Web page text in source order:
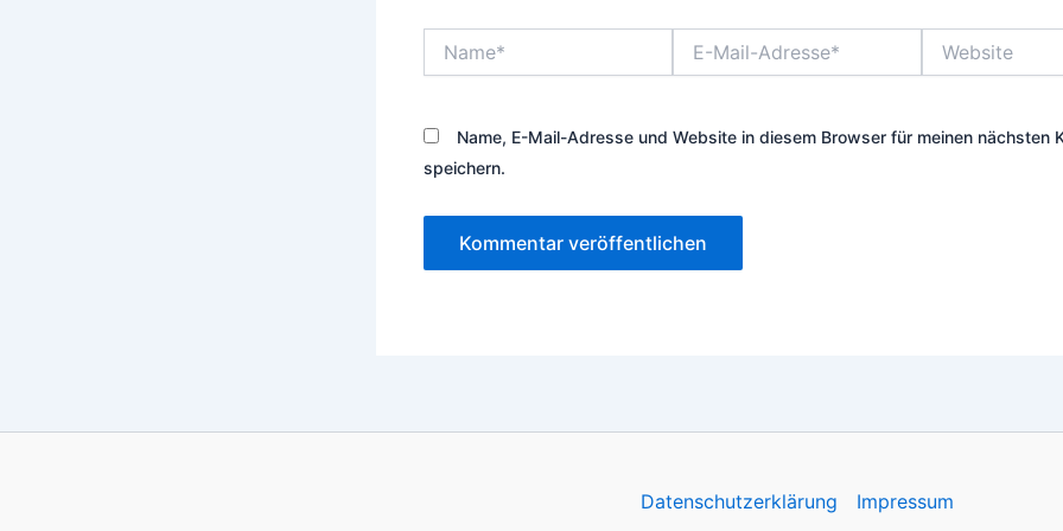
Mail-
Name, E-Mail-Adresse und Website in diesem Browser für meinen nächsten
speichern.
Datenschutzerklärung Impressum